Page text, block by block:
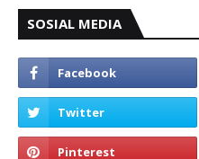
SOSIAL MEDIA